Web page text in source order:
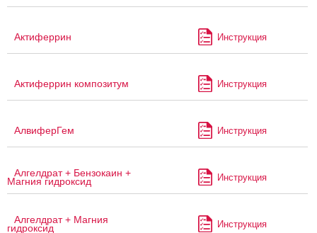
Актиферрин Инструкция
Актиферрин композитум Инструкция
АлвиферГем Инструкция
Алгелдрат + Бензокаин +
Магния гидроксид Инструкция
Алгелдрат + Магния
гидроксид Инструкция